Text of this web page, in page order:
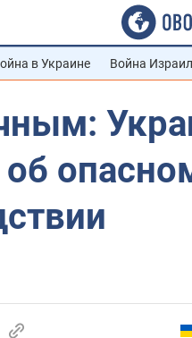
в Украине Война